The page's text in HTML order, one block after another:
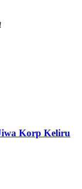
Korp Keliru